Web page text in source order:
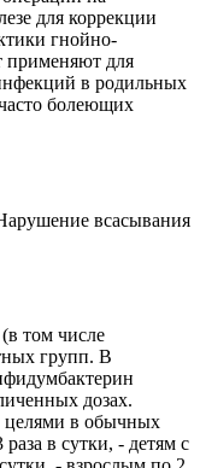
для коррекции
гнойно-
применяют для
в родильных
болеющих
всасывания
том числе
групп. В
дозах.
целями в обычных
в сутки, - детям с